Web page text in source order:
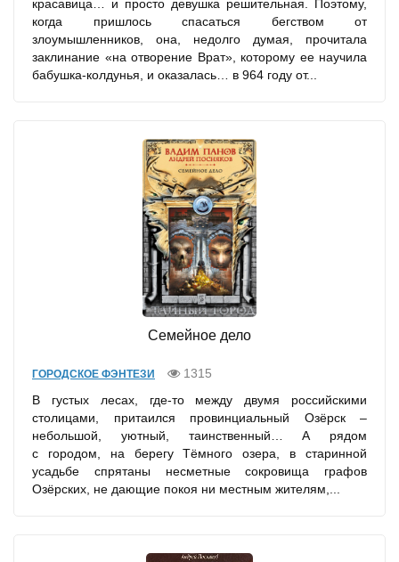
красавица… и просто девушка решительная. Поэтому,
когда пришлось спасаться бегством от
злоумышленников, она, недолго думая, прочитала
заклинание «на отворение Врат», которому ее научила
бабушка-колдунья, и оказалась… в 964 году от...
Семейное дело
ГОРОДСКОЕ ФЭНТЕЗИ
1315
В густых лесах, где-то между двумя российскими
столицами, притаился провинциальный Озёрск –
небольшой, уютный, таинственный… А рядом
с городом, на берегу Тёмного озера, в старинной
усадьбе спрятаны несметные сокровища графов
Озёрских, не дающие покоя ни местным жителям,...